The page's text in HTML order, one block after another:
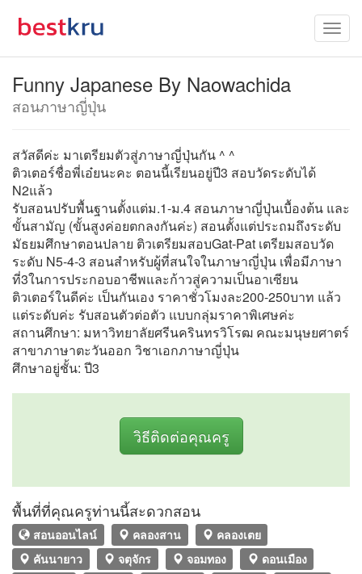
Funny Japanese By Naowachida
สอนภาษาญี่ปุ่น
สวัสดีค่ะ มาเตรียมตัวสู่ภาษาญี่ปุ่นกัน ^ ^
ติวเตอร์ชื่อพี่เอ๋ยนะคะ ตอนนี้เรียนอยู่ปี3 สอบวัดระดับได้
N2แล้ว
รับสอนปรับพื้นฐานตั้งแต่ม.1-ม.4 สอนภาษาญี่ปุ่นเบื้องต้น และ
ขั้นสามัญ (ขั้นสูงค่อยตกลงกันค่ะ) สอนตั้งแต่ประถมถึงระดับ
มัธยมศึกษาตอนปลาย ติวเตรียมสอบGat-Pat เตรียมสอบวัด
ระดับ N5-4-3 สอนสำหรับผู้ที่สนใจในภาษาญี่ปุ่น เพื่อมีภาษา
ที่3ในการประกอบอาชีพและก้าวสู่ความเป็นอาเซียน
ติวเตอร์ในดีค่ะ เป็นกันเอง ราคาชั่วโมงละ200-250บาท แล้ว
แต่ระดับค่ะ รับสอนตัวต่อตัว แบบกลุ่มราคาพิเศษค่ะ
สถานศึกษา: มหาวิทยาลัยศรีนครินทรวิโรฒ คณะมนุษยศาตร์
สาขาภาษาตะวันออก วิชาเอกภาษาญี่ปุ่น
ศึกษาอยู่ชั้น: ปี3
วิธีติดต่อคุณครู
พื้นที่ที่คุณครูท่านนี้สะดวกสอน
สอนออนไลน์ คลองสาน
คลองเตย
คันนายาว
จตุจักร จอมทอง
ดอนเมือง